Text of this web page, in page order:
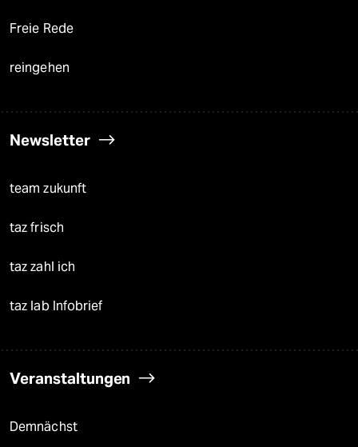
Freie Rede
reingehen
Newsletter
team zukunft
taz frisch
taz zahl ich
taz lab Infobrief
Veranstaltungen
Demnächst